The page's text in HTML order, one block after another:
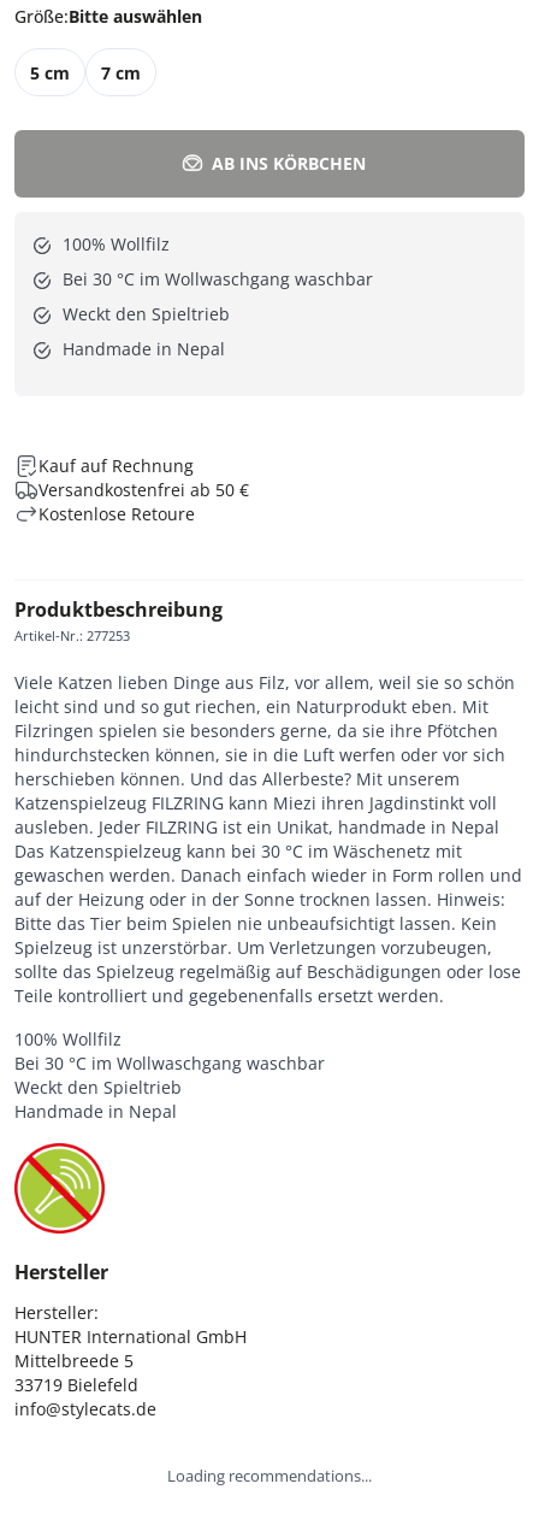
Größe:Bitte auswählen
5 cm 7 cm
AB INS KÖRBCHEN
100% Wollfilz
Bei 30 °C im Wollwaschgang waschbar
Weckt den Spieltrieb
Handmade in Nepal
Kauf auf Rechnung
Versandkostenfrei ab 50 €
Kostenlose Retoure
Produktbeschreibung
Artikel-Nr.: 277253
Viele Katzen lieben Dinge aus Filz, vor allem, weil sie so schön
leicht sind und so gut riechen, ein Naturprodukt eben. Mit
Filzringen spielen sie besonders gerne, da sie ihre Pfötchen
hindurchstecken können, sie in die Luft werfen oder vor sich
herschieben können. Und das Allerbeste? Mit unserem
Katzenspielzeug FILZRING kann Miezi ihren Jagdinstinkt voll
ausleben. Jeder FILZRING ist ein Unikat, handmade in Nepal
Das Katzenspielzeug kann bei 30 °C im Wäschenetz mit
gewaschen werden. Danach einfach wieder in Form rollen und
auf der Heizung oder in der Sonne trocknen lassen. Hinweis:
Bitte das Tier beim Spielen nie unbeaufsichtigt lassen. Kein
Spielzeug ist unzerstörbar. Um Verletzungen vorzubeugen,
sollte das Spielzeug regelmäßig auf Beschädigungen oder lose
Teile kontrolliert und gegebenenfalls ersetzt werden.
100% Wollfilz
Bei 30 °C im Wollwaschgang waschbar
Weckt den Spieltrieb
Handmade in Nepal
Hersteller
Hersteller:
HUNTER International GmbH
Mittelbreede 5
33719 Bielefeld
info@stylecats.de
Loading recommendations...